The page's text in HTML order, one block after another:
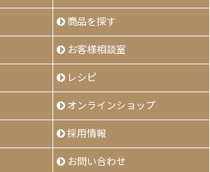
商品を探す
お客様相談室
レシピ
オンラインショップ
採用情報
お問い合わせ